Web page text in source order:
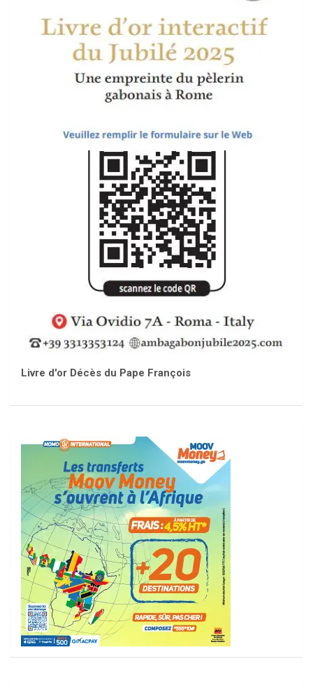
Livre d'or Décès du Pape François